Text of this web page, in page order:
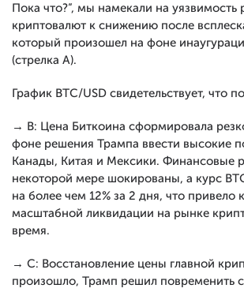
Пока что?”, мы намекали на уязвимость
криптовалют к снижению после
который произошел на фоне
(стрелка А).
График BTC/USD свидетельствует, что
→ B: Цена Биткоина сформировала
фоне решения Трампа ввести высокие
Канады, Китая и Мексики. Финансовые
некоторой мере шокированы, а курс
на более чем 12% за 2 дня, что привело
масштабной ликвидации на рынке
время.
→ С: Восстановление цены главной
произошло, Трамп решил повременить